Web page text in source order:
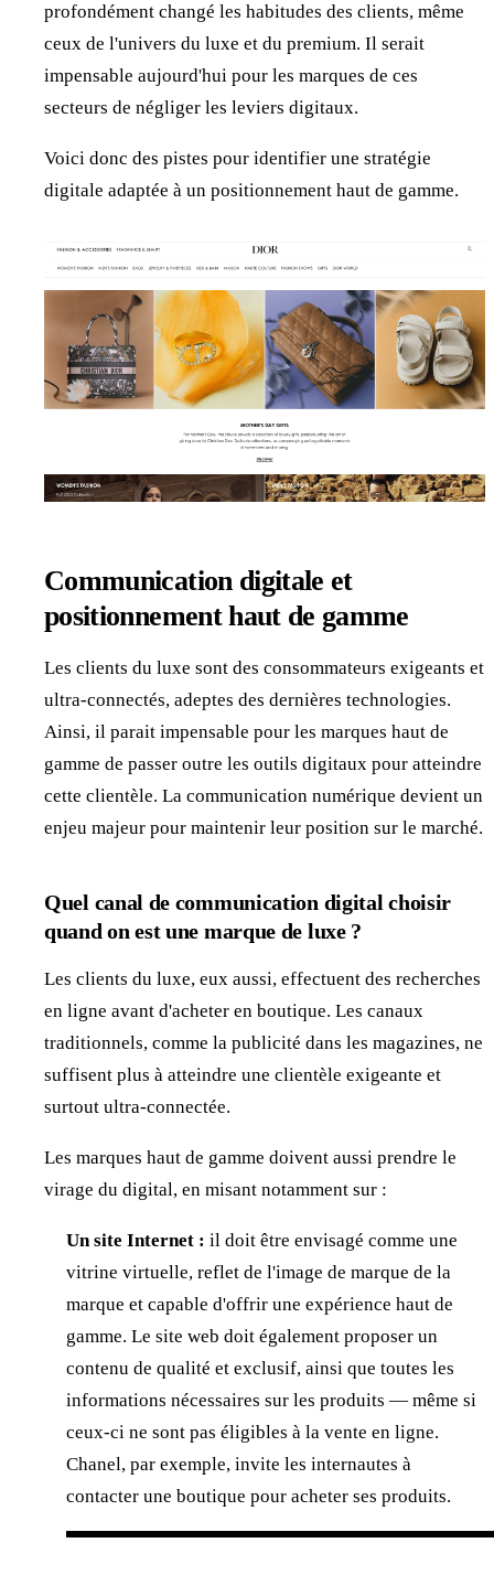
profondément changé les habitudes des clients, même
ceux de l'univers du luxe et du premium. Il serait
impensable aujourd'hui pour les marques de ces
secteurs de négliger les leviers digitaux.
Voici donc des pistes pour identifier une stratégie
digitale adaptée à un positionnement haut de gamme.
Communication digitale et
positionnement haut de gamme
Les clients du luxe sont des consommateurs exigeants et
ultra-connectés, adeptes des dernières technologies.
Ainsi, il parait impensable pour les marques haut de
gamme de passer outre les outils digitaux pour atteindre
cette clientèle. La communication numérique devient un
enjeu majeur pour maintenir leur position sur le marché.
Quel canal de communication digital choisir
quand on est une marque de luxe ?
Les clients du luxe, eux aussi, effectuent des recherches
en ligne avant d'acheter en boutique. Les canaux
traditionnels, comme la publicité dans les magazines, ne
suffisent plus à atteindre une clientèle exigeante et
surtout ultra-connectée.
Les marques haut de gamme doivent aussi prendre le
virage du digital, en misant notamment sur :
Un site Internet : il doit être envisagé comme une
vitrine virtuelle, reflet de l'image de marque de la
marque et capable d'offrir une expérience haut de
gamme. Le site web doit également proposer un
contenu de qualité et exclusif, ainsi que toutes les
informations nécessaires sur les produits — même si
ceux-ci ne sont pas éligibles à la vente en ligne.
Chanel, par exemple, invite les internautes à
contacter une boutique pour acheter ses produits.